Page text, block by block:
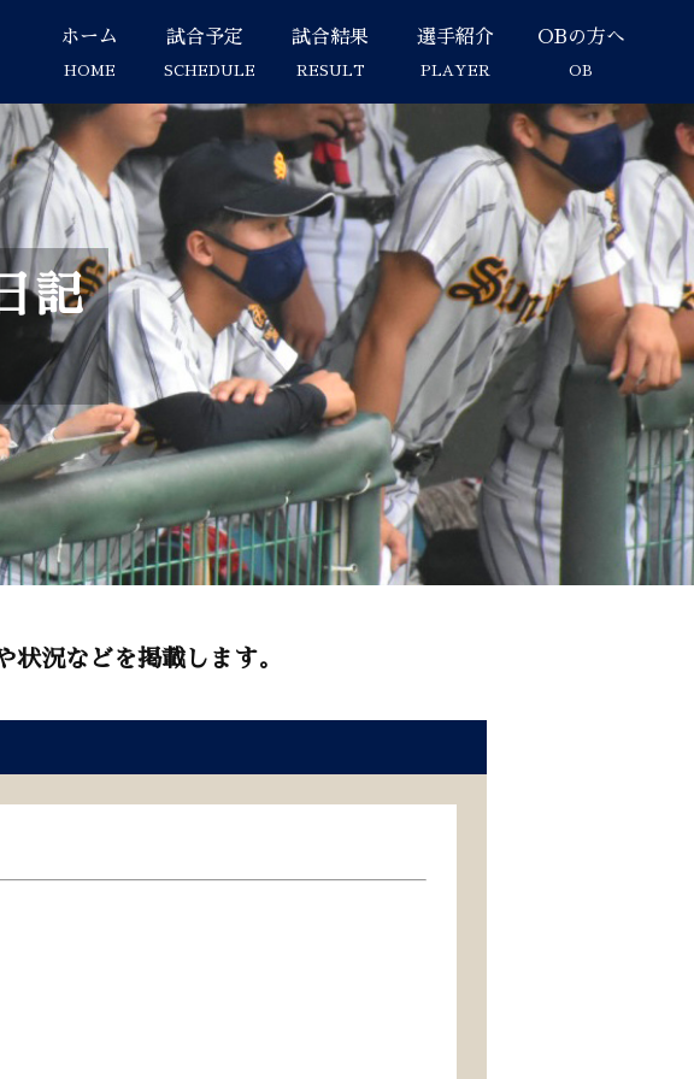
ホーム
HOME
試合予定
SCHEDULE
試合結果
RESULT
選手紹介
PLAYER
OBの方へ
OB
記
況などを掲載します。